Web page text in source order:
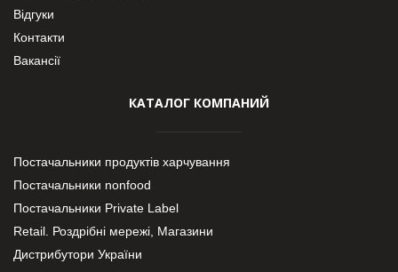
Відгуки
Контакти
Вакансії
КАТАЛОГ КОМПАНИЙ
Постачальники продуктів харчування
Постачальники nonfood
Постачальники Private Label
Retail. Роздрібні мережі, Магазини
Дистрибутори України